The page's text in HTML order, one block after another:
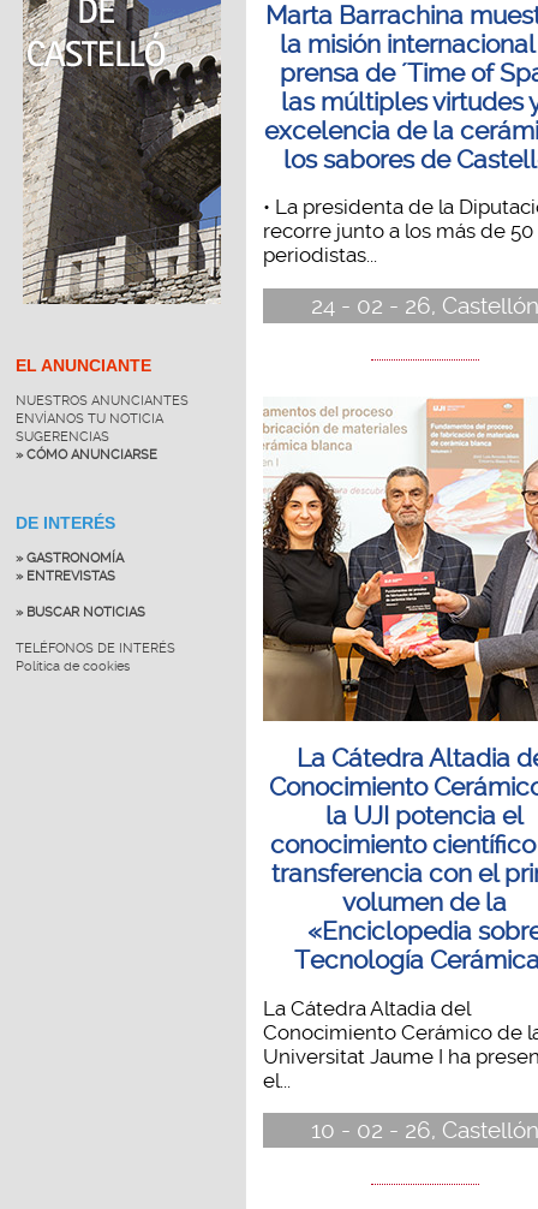
EL ANUNCIANTE
NUESTROS ANUNCIANTES
ENVÍANOS TU NOTICIA
SUGERENCIAS
» CÓMO ANUNCIARSE
DE INTERÉS
» GASTRONOMÍA
» ENTREVISTAS
» BUSCAR NOTICIAS
TELÉFONOS DE INTERÉS
Política de cookies
Marta Barrachina
la misión
prensa de ´Time of
las múltiples virtudes
excelencia de la
los sabores de
• La presidenta de la
recorre junto a los más de 50
periodistas...
24 - 02 - 26, Castellón
La Cátedra Altadia
Conocimiento
la UJI potencia el
conocimiento científico
transferencia con el
volumen de la
«Enciclopedia
Tecnología
La Cátedra Altadia del
Conocimiento Cerámico de
Universitat Jaume I ha
el...
10 - 02 - 26, Castellón